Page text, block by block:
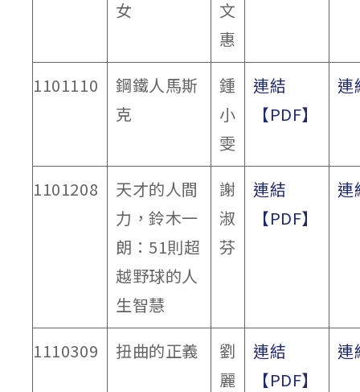
女
文
惠
1101110
鋼鐵人馬斯
克
鍾
小
雯
連結
【PDF】
連
1101208
天才的人間
力，鈴木一
朗：51則超
越野球的人
生智慧
謝
淑
芬
連結
【PDF】
連
1110309 扭曲的正義
劉
麗
連結
【PDF】
連